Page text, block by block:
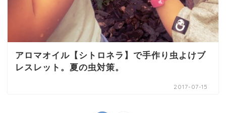
アロマオイル【シトロネラ】で手作り虫よけブ
レスレット。夏の虫対策。
2017-07-15